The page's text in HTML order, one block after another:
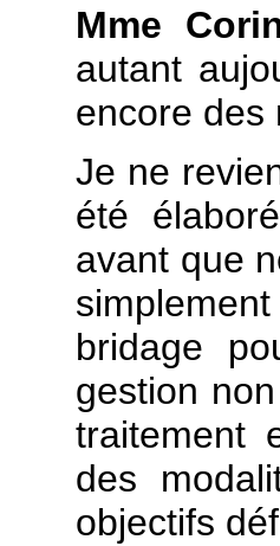
Mme
autant
encore des
Je ne
été
avant que
bridage
gestion
traitement
des
objectifs